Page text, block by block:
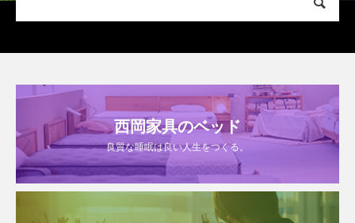
西岡家具のベッド
良質な睡眠は良い人生をつくる。